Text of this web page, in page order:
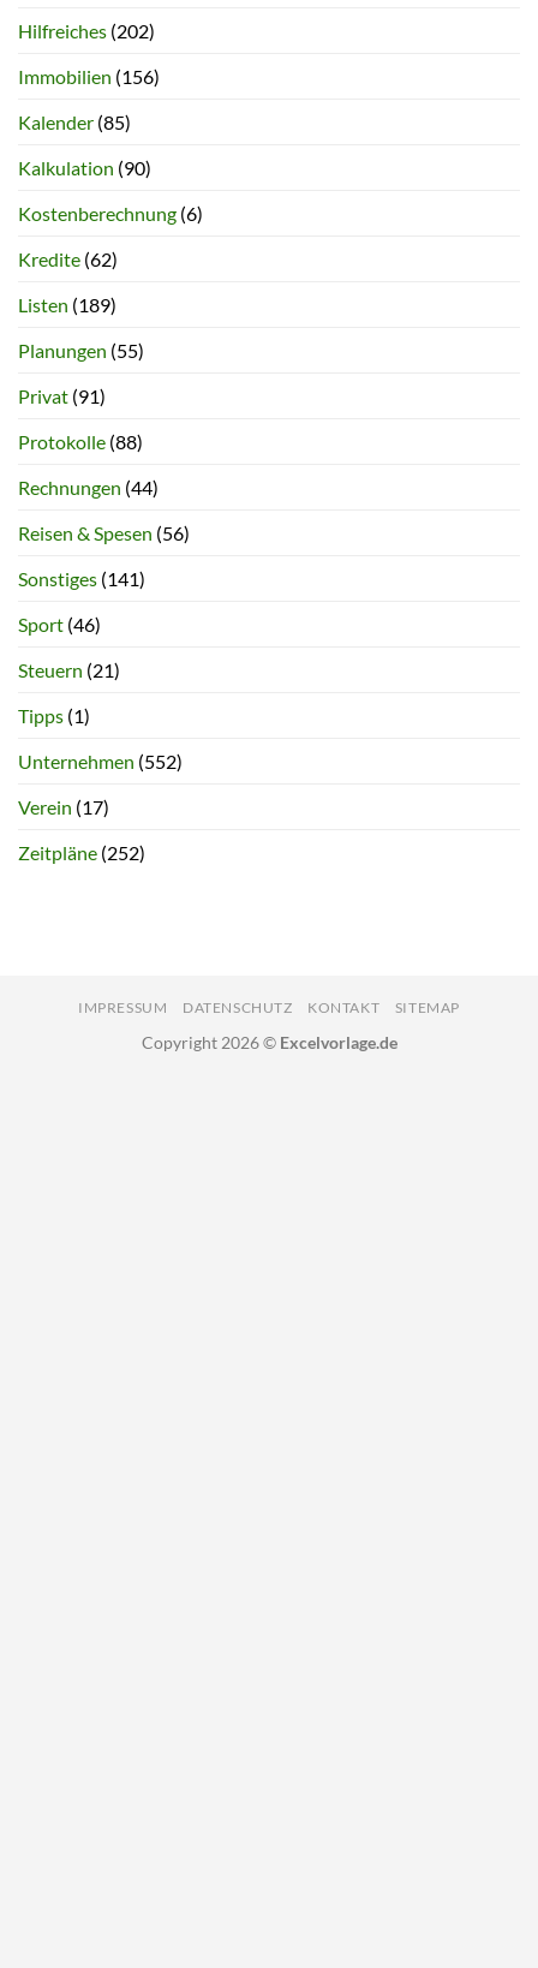
Hilfreiches (202)
Immobilien (156)
Kalender (85)
Kalkulation (90)
Kostenberechnung (6)
Kredite (62)
Listen (189)
Planungen (55)
Privat (91)
Protokolle (88)
Rechnungen (44)
Reisen & Spesen (56)
Sonstiges (141)
Sport (46)
Steuern (21)
Tipps (1)
Unternehmen (552)
Verein (17)
Zeitpläne (252)
IMPRESSUM DATENSCHUTZ KONTAKT SITEMAP
Copyright 2026 © Excelvorlage.de